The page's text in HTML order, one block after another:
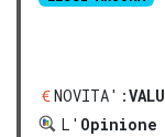
NOVITA':
L' Opinione